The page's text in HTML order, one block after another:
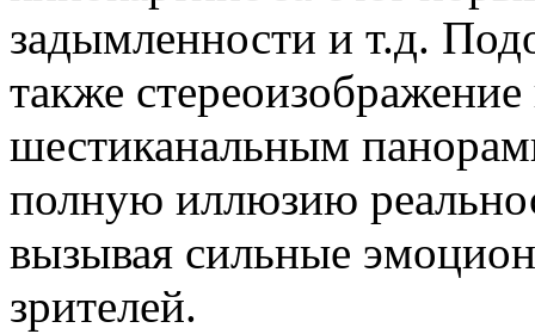
задымленности и т.д.
также
шестиканальным
полную иллюзию
вызывая сильные
зрителей.